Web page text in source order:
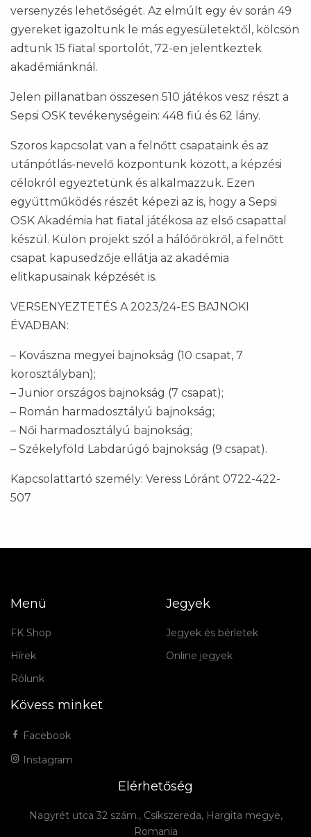
versenyzés lehetőségét. Az elmúlt egy év során 49
gyereket igazoltunk le más egyesületektől, kölcsön
adtunk 15 fiatal sportolót, 72-en jelentkeztek
akadémiánknál.
Jelen pillanatban összesen 510 játékos vesz részt a
Sepsi OSK tevékenységein: 448 fiú és 62 lány.
Szoros kapcsolat van a felnőtt csapataink és az
utánpótlás-nevelő központunk között, a képzési
célokról egyeztetünk és alkalmazzuk. Ezen
együttműködés részét képezi az is, hogy a Sepsi
OSK Akadémia hat fiatal játékosa az első csapattal
készül. Külön projekt szól a hálóőrökről, a felnőtt
csapat kapusedzője ellátja az akadémia
elitkapusainak képzését is.
VERSENYEZTETÉS A 2023/24-ES BAJNOKI
ÉVADBAN:
– Kovászna megyei bajnokság (10 csapat, 7
korosztályban);
– Junior országos bajnokság (7 csapat);
– Román harmadosztályú bajnokság;
– Női harmadosztályú bajnokság;
– Székelyföld Labdarúgó bajnokság (9 csapat).
Kapcsolattartó személy: Veress Lóránt 0722-422-
507
Menü
FK Shop
Hírek
Rólunk
Jegyek
Jegyek és bérletek
Online jegyek
Kövess minket
Facebook
Instagram
Elérhetőség
Nagyrét utca 32 szám., Csíkszereda, Hargita megye,
Romania